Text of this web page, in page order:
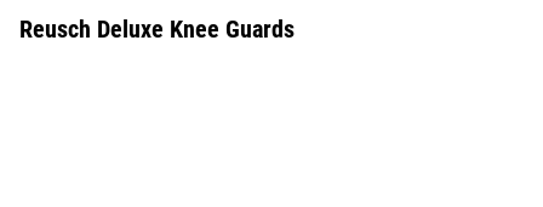
Reusch Deluxe Knee Guards